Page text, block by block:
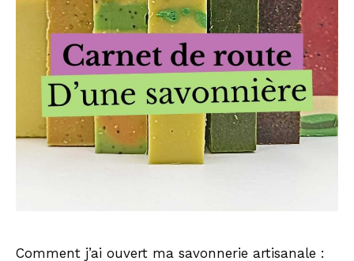
Comment j’ai ouvert ma savonnerie artisanale :